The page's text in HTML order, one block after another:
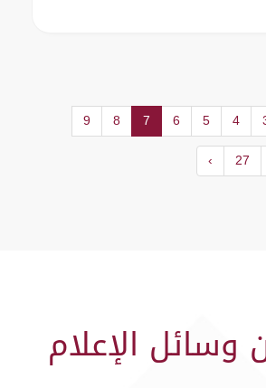
4
5
6
7
8
9
27
›
وسائل الإعلام